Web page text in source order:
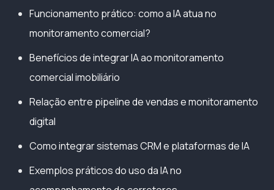
Funcionamento prático: como a IA atua no
monitoramento comercial?
Benefícios de integrar IA ao monitoramento
comercial imobiliário
Relação entre pipeline de vendas e monitoramento
digital
Como integrar sistemas CRM e plataformas de IA
Exemplos práticos do uso da IA no